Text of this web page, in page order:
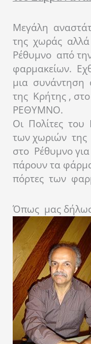
Μεγάλη
της χωράς αλλά
Ρέθυμνο από
φαρμακείων.
μια
της Κρήτης ,
ΡΕΘΥΜΝΟ.
Οι Πολίτες του
των χωριών
στο Ρέθυμνο για
πάρουν τα
πόρτες των
Όπως μας